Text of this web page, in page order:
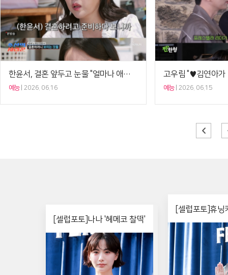
한윤서, 결혼 앞두고 눈물 "얼마나 애지중지 키웠는지 알겠다"('조선의 사랑꾼')[셀럽캡처]
예능 2026. 06.16 예능 2026. 06.15
[셀럽포토]나나 '헤메코 찰떡'
[셀럽포토]휴닝